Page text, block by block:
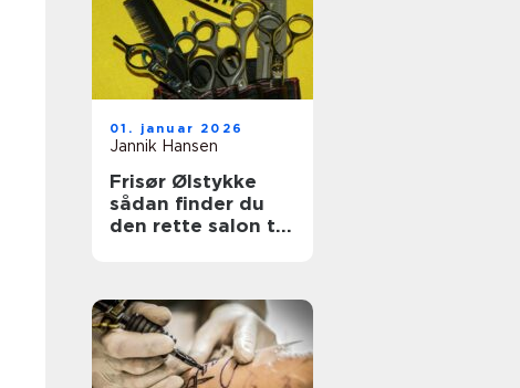
01. januar 2026
Jannik Hansen
Frisør Ølstykke
sådan finder du
den rette salon til